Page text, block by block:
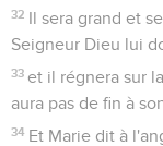
32 Il sera grand et
Seigneur Dieu lui
33 et il régnera sur
aura pas de fin à
34 Et Marie dit à